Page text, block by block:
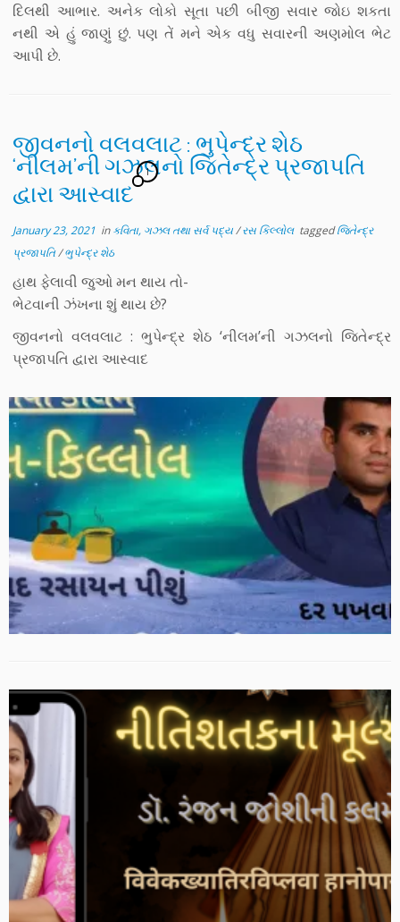
દિલથી આભાર. અનેક લોકો સૂતા પછી બીજી સવાર જોઇ શકતા
નથી એ હું જાણું છું. પણ તેં મને એક વધુ સવારની અણમોલ ભેટ
આપી છે.
જીવનનો વલવલાટ : ભુપેન્દ્ર શેઠ
‘નીલમ’ની ગઝલનો જિતેન્દ્ર પ્રજાપતિ
દ્વારા આસ્વાદ
1
January 23, 2021 inકવિતા, ગઝલ તથા સર્વ પદ્ય/રસ કિલ્લોલ taggedજિતેન્દ્ર
પ્રજાપતિ/ભુપેન્દ્ર શેઠ
હાથ ફેલાવી જુઓ મન થાય તો-
ભેટવાની ઝંખના શું થાય છે?
જીવનનો વલવલાટ : ભુપેન્દ્ર શેઠ ‘નીલમ’ની ગઝલનો જિતેન્દ્ર
પ્રજાપતિ દ્વારા આસ્વાદ